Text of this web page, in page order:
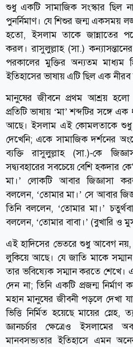
শুধু একটি সামাজিক সংস্কার ছিল
পুনর্নিমাণ। যে শিশুর জন্ম একসময়
হতো, ইসলাম তাকে জান্নাতের
করল। রাসুলুল্লাহ (সা.)
পরকালের মুক্তির অন্যতম মাধ্যম
ইতিহাসের ভাষায় এটি ছিল এক নীরব
মানুষের জীবনে প্রথম আশ্রয়
প্রতিটি ভাষায় ‘মা’ শব্দটির সঙ্গে
আছে। ইসলাম এই কোমলতাকে শুধু
দেখেনি; একে সামাজিক দর্শনের
ব্যক্তি রাসুলুল্লাহ (সা.)-কে
সদ্ব্যবহারের সবচেয়ে বেশি হকদার
মা।’ লোকটি আবার জিজ্ঞাসা
বললেন, ‘তোমার মা।’ সে আবার
তিনি বললেন, ‘তোমার মা।’
বললেন, ‘তোমার বাবা।’ (বুখারি ও
এই হাদিসের ভেতরে শুধু আবেগ নয়,
লুকিয়ে আছে। যে জাতি মাকে
তার ভবিষ্যেক সম্মান করতে শেখে।
দেন না; তিনি একটি প্রজন্ম
মহান মানুষের জীবনী পড়লে দেখা
ভিত্তি নির্মিত হয়েছে মায়ের স্নেহ,
জ্ঞানচর্চার ক্ষেত্রেও ইসলামের
মানবসভ্যতার ইতিহাসে এমন